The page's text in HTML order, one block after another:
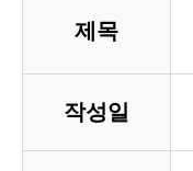
제목
작성일